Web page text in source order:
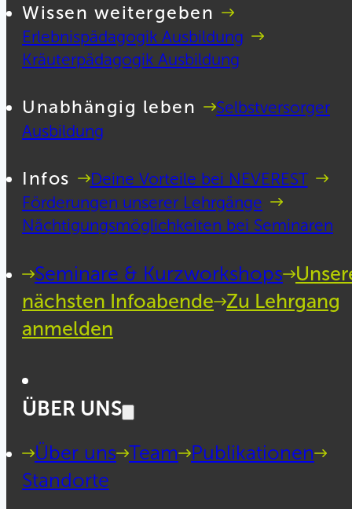
Wissen weitergeben
Erlebnispädagogik Ausbildung
Kräuterpädagogik Ausbildung
Unabhängig leben
Selbstversorger
Ausbildung
Infos
Deine Vorteile bei NEVEREST
Förderungen unserer Lehrgänge
Nächtigungsmöglichkeiten bei Seminaren
Seminare & Kurzworkshops
nächsten Infoabende Zu Lehrgang
anmelden
ÜBER UNS
Über uns Team
Publikationen
Standorte